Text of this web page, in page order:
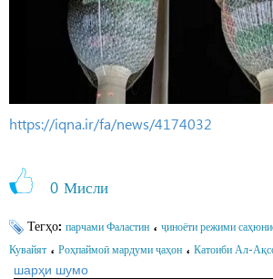
https://iqna.ir/fa/news/4174032
0 Мисли
Тегҳо: парчами Фаластин ، ҷиноёти режими
Кувайят ، Роҳпаймоӣ мардуми ҷаҳон ، Катоиби Ал-
шарҳи шумо